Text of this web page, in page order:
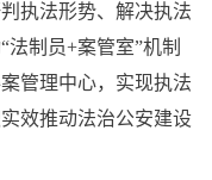
执法形势、解决执法
制员+案管室”机制
管理中心，实现执法
效推动法治公安建设